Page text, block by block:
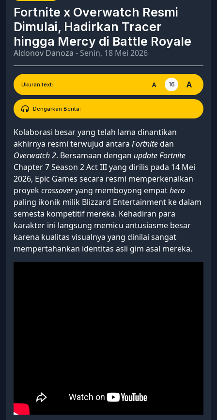
Fortnite x Overwatch Resmi
Dimulai, Hadirkan Tracer
hingga Mercy di Battle Royale
Aldonov Danoza - Senin, 18 Mei 2026
Ukuran text: A 16 A
Dengarkan Berita:
Kolaborasi besar yang telah lama dinantikan
akhirnya resmi terwujud antara Fortnitedan
Overwatch 2. Bersamaan dengan updateFortnite
Chapter 7 Season 2 Act III yang dirilis pada 14 Mei
2026, Epic Games secara resmi memperkenalkan
proyekcrossoveryang memboyong empathero
paling ikonik milik Blizzard Entertainment ke dalam
semesta kompetitif mereka. Kehadiran para
karakter ini langsung memicu antusiasme besar
karena kualitas visualnya yang dinilai sangat
mempertahankan identitas asli gim asal mereka.